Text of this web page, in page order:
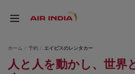
ホーム 予約 エイビスのレンタカー
人と人を動かし、世界